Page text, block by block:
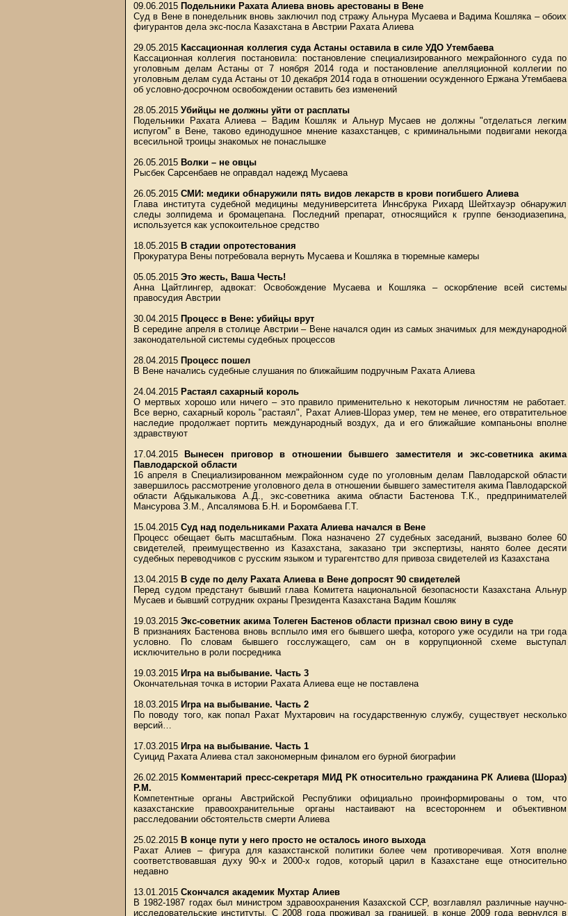
09.06.2015 Подельники Рахата Алиева вновь арестованы в Вене
Суд в Вене в понедельник вновь заключил под стражу Альнура Мусаева и Вадима Кошляка – обоих
фигурантов дела экс-посла Казахстана в Австрии Рахата Алиева
29.05.2015 Кассационная коллегия суда Астаны оставила в силе УДО Утембаева
Кассационная коллегия постановила: постановление специализированного межрайонного суда по
уголовным делам Астаны от 7 ноября 2014 года и постановление апелляционной коллегии по
уголовным делам суда Астаны от 10 декабря 2014 года в отношении осужденного Ержана Утембаева
об условно-досрочном освобождении оставить без изменений
28.05.2015 Убийцы не должны уйти от расплаты
Подельники Рахата Алиева – Вадим Кошляк и Альнур Мусаев не должны "отделаться легким
испугом" в Вене, таково единодушное мнение казахстанцев, с криминальными подвигами некогда
всесильной троицы знакомых не понаслышке
26.05.2015 Волки – не овцы
Рысбек Сарсенбаев не оправдал надежд Мусаева
26.05.2015 СМИ: медики обнаружили пять видов лекарств в крови погибшего Алиева
Глава института судебной медицины медуниверситета Иннсбрука Рихард Шейтхауэр обнаружил
следы золпидема и бромацепана. Последний препарат, относящийся к группе бензодиазепина,
используется как успокоительное средство
18.05.2015 В стадии опротестования
Прокуратура Вены потребовала вернуть Мусаева и Кошляка в тюремные камеры
05.05.2015 Это жесть, Ваша Честь!
Анна Цайтлингер, адвокат: Освобождение Мусаева и Кошляка – оскорбление всей системы
правосудия Австрии
30.04.2015 Процесс в Вене: убийцы врут
В середине апреля в столице Австрии – Вене начался один из самых значимых для международной
законодательной системы судебных процессов
28.04.2015 Процесс пошел
В Вене начались судебные слушания по ближайшим подручным Рахата Алиева
24.04.2015 Растаял сахарный король
О мертвых хорошо или ничего – это правило применительно к некоторым личностям не работает.
Все верно, сахарный король "растаял", Рахат Алиев-Шораз умер, тем не менее, его отвратительное
наследие продолжает портить международный воздух, да и его ближайшие компаньоны вполне
здравствуют
17.04.2015
Вынесен приговор в отношении бывшего заместителя и экс-советника акима
Павлодарской области
16 апреля в Специализированном межрайонном суде по уголовным делам Павлодарской области
завершилось рассмотрение уголовного дела в отношении бывшего заместителя акима Павлодарской
области Абдыкалыкова А.Д., экс-советника акима области Бастенова Т.К., предпринимателей
Мансурова З.М., Апсалямова Б.Н. и Боромбаева Г.Т.
15.04.2015 Суд над подельниками Рахата Алиева начался в Вене
Процесс обещает быть масштабным. Пока назначено 27 судебных заседаний, вызвано более 60
свидетелей, преимущественно из Казахстана, заказано три экспертизы, нанято более десяти
судебных переводчиков c русским языком и турагентство для привоза свидетелей из Казахстана
13.04.2015 В суде по делу Рахата Алиева в Вене допросят 90 свидетелей
Перед судом предстанут бывший глава Комитета национальной безопасности Казахстана Альнур
Мусаев и бывший сотрудник охраны Президента Казахстана Вадим Кошляк
19.03.2015 Экс-советник акима Толеген Бастенов области признал свою вину в суде
В признаниях Бастенова вновь всплыло имя его бывшего шефа, которого уже осудили на три года
условно. По словам бывшего госслужащего, сам он в коррупционной схеме выступал
исключительно в роли посредника
19.03.2015 Игра на выбывание. Часть 3
Окончательная точка в истории Рахата Алиева еще не поставлена
18.03.2015 Игра на выбывание. Часть 2
По поводу того, как попал Рахат Мухтарович на государственную службу, существует несколько
версий…
17.03.2015 Игра на выбывание. Часть 1
Суицид Рахата Алиева стал закономерным финалом его бурной биографии
26.02.2015 Комментарий пресс-секретаря МИД РК относительно гражданина РК Алиева (Шораз)
Р.М.
Компетентные органы Австрийской Республики официально проинформированы о том, что
казахстанские правоохранительные органы настаивают на всестороннем и объективном
расследовании обстоятельств смерти Алиева
25.02.2015 В конце пути у него просто не осталось иного выхода
Рахат Алиев – фигура для казахстанской политики более чем противоречивая. Хотя вполне
соответствовавшая духу 90-х и 2000-х годов, который царил в Казахстане еще относительно
недавно
13.01.2015 Скончался академик Мухтар Алиев
В 1982-1987 годах был министром здравоохранения Казахской ССР, возглавлял различные научно-
исследовательские институты. С 2008 года проживал за границей, в конце 2009 года вернулся в